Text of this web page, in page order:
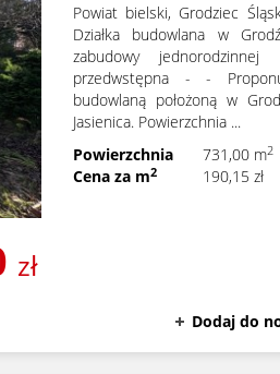
Powiat bielski, Grodziec
Działka budowlana w
zabudowy
przedwstępna - -
budowlaną położoną w
Jasienica. Powierzchnia ...
Powierzchnia
731,00 m2
Cena za m2 190,15 zł
zł
Dodaj do